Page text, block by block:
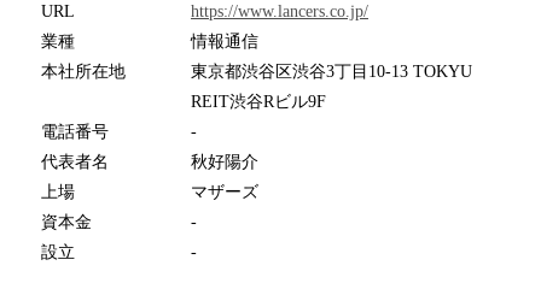
URL
https://www.lancers.co.jp/
業種
情報通信
本社所在地
東京都渋谷区渋谷3丁目10-13 TOKYU
REIT渋谷Rビル9F
電話番号
-
代表者名
秋好陽介
上場
マザーズ
資本金
-
設立
-